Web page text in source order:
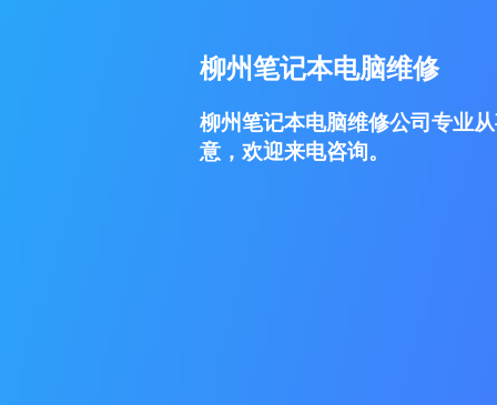
柳州笔记本电脑维修
柳州笔记本电脑维修公司专业
意，欢迎来电咨询。